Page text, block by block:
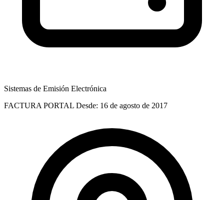
Sistemas de Emisión Electrónica
FACTURA PORTAL Desde: 16 de agosto de 2017